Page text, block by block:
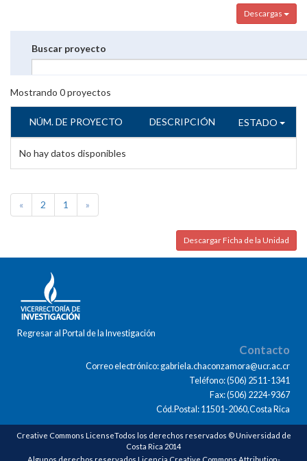
Descargas
Buscar proyecto
Mostrando 0proyectos
NÚM. DE PROYECTO DESCRIPCIÓN ESTADO
No hay datos disponibles
« 2 1 »
Descargar Ficha de la Unidad
Regresar al Portal de la Investigación
Contacto
Correo electrónico: gabriela.chaconzamora@ucr.ac.cr
Teléfono: (506) 2511-1341
Fax: (506) 2224-9367
Cód.Postal: 11501-2060,Costa Rica
Creative Commons LicenseTodos los derechos reservados © Universidad de
Costa Rica 2014